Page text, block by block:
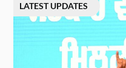
LATEST UPDATES